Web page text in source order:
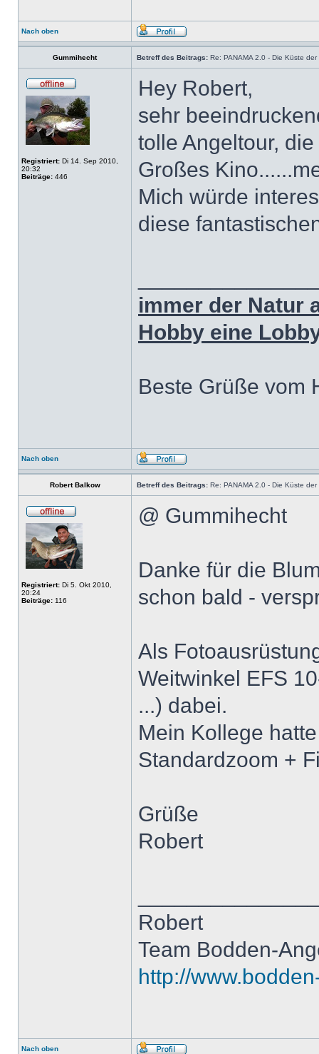
Nach oben
Gummihecht Betreff des Beitrags: Re: PANAMA 2.0 - Die Küste
Registriert: Di 14. Sep 2010,
20:32
Beiträge: 446
Hey Robert,
sehr
tolle Angeltour,
Großes
Mich würde
diese
immer der Natur
Hobby eine
Beste Grüße vom
Nach oben
Robert Balkow Betreff des Beitrags: Re: PANAMA 2.0 - Die Küste
Registriert: Di 5. Okt 2010,
20:24
Beiträge: 116
@ Gummihecht
Danke für die
schon bald -
Als
Weitwinkel EFS
...) dabei.
Mein Kollege
Standardzoom +
Grüße
Robert
Robert
Team Bodden-
http://
Nach oben